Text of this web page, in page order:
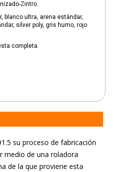
Zintro.
blanco ultra, arena estándar,
silver poly, gris humo, rojo
completa.
su proceso de fabricación
medio de una roladora
de la que proviene esta